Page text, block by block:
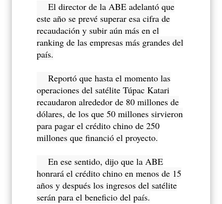
El director de la ABE adelantó que
este año se prevé superar esa cifra de
recaudación y subir aún más en el
ranking de las empresas más grandes del
país.
Reportó que hasta el momento las
operaciones del satélite Túpac Katari
recaudaron alrededor de 80 millones de
dólares, de los que 50 millones sirvieron
para pagar el crédito chino de 250
millones que financió el proyecto.
En ese sentido, dijo que la ABE
honrará el crédito chino en menos de 15
años y después los ingresos del satélite
serán para el beneficio del país.